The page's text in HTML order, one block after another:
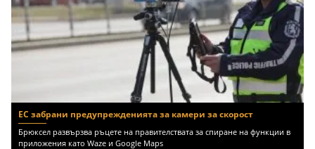
ЕС забрани предупрежденията за камери за скорост
Брюксел развързва ръцете на правителствата за спиране на функции в
приложения като Waze и Google Maps